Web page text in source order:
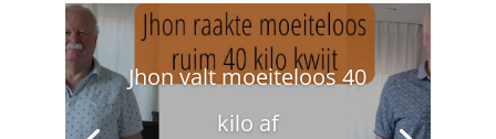
Jhon valt moeiteloos 40
kilo af